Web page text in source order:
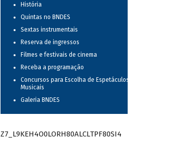
História
Quintas no BNDES
Sextas instrumentais
Reserva de ingressos
Filmes e festivais de cinema
Receba a programação
Concursos para Escolha de Espetáculos
Musicais
Galeria BNDES
Z7_L9KEH4O0LORH80ALCLTPF80SI4